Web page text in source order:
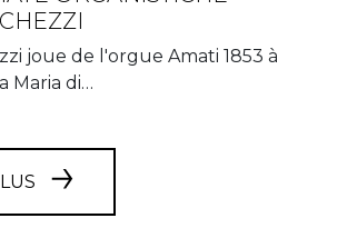
joue de l'orgue Amati 1853 à
Maria di…